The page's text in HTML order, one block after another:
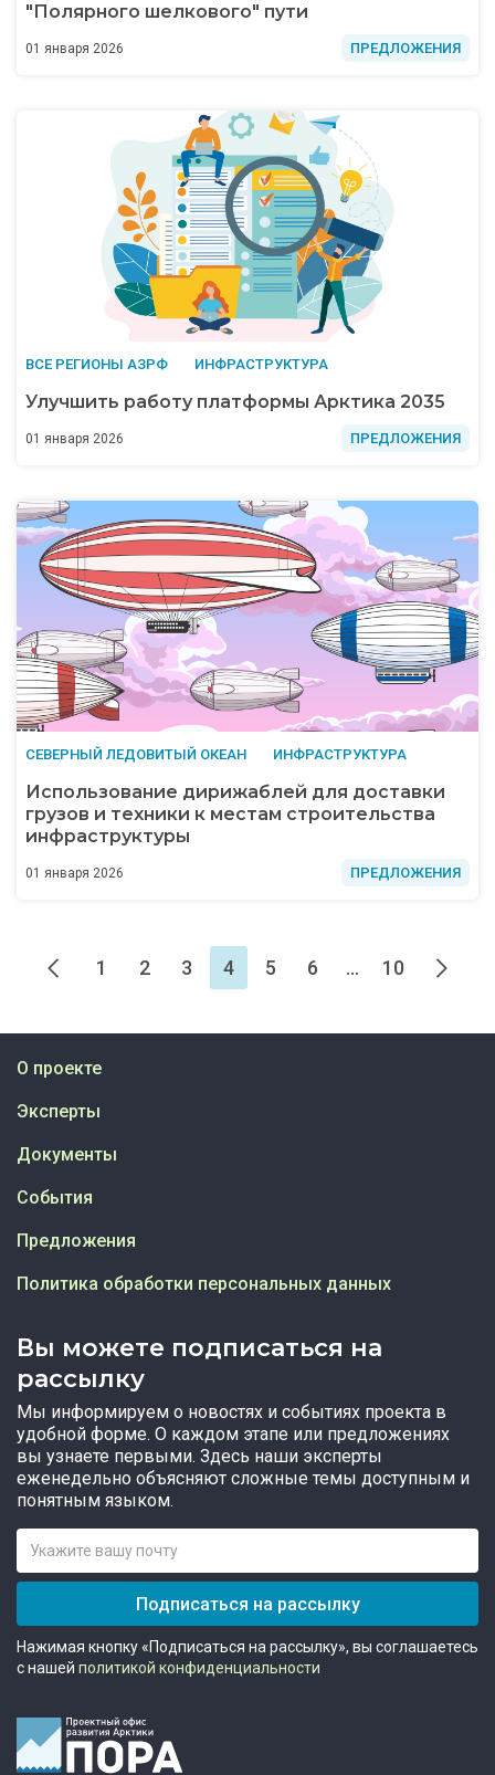
"Полярного шелкового" пути
01 января 2026 ПРЕДЛОЖЕНИЯ
ВСЕ РЕГИОНЫ АЗРФ ИНФРАСТРУКТУРА
Улучшить работу платформы Арктика 2035
01 января 2026 ПРЕДЛОЖЕНИЯ
СЕВЕРНЫЙ ЛЕДОВИТЫЙ ОКЕАН ИНФРАСТРУКТУРА
Использование дирижаблей для доставки
грузов и техники к местам строительства
инфраструктуры
01 января 2026 ПРЕДЛОЖЕНИЯ
1 2 3 4 5 6 ... 10
Вы можете подписаться на
рассылку
Мы информируем о новостях и событиях проекта в
удобной форме. О каждом этапе или предложениях
вы узнаете первыми. Здесь наши эксперты
еженедельно объясняют сложные темы доступным и
понятным языком.
Подписаться на рассылку
Нажимая кнопку «Подписаться на рассылку», вы соглашаетесь
с нашей политикой конфиденциальности
О проекте
Эксперты
Документы
События
Предложения
Политика обработки персональных данных